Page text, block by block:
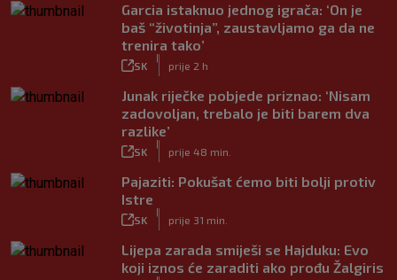
Garcia istaknuo jednog igrača: ‘On je
baš “životinja”, zaustavljamo ga da ne
trenira tako’
SK prije 2 h
Junak riječke pobjede priznao: ‘Nisam
zadovoljan, trebalo je biti barem dva
razlike’
SK prije 48 min.
Pajaziti: Pokušat ćemo biti bolji protiv
Istre
SK prije 31 min.
Lijepa zarada smiješi se Hajduku: Evo
koji iznos će zaraditi ako prođu Žalgiris